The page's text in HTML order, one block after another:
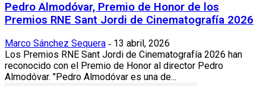
Pedro Almodóvar, Premio de Honor de los
Premios RNE Sant Jordi de Cinematografía 2026
Marco Sánchez Sequera - 13 abril, 2026
Los Premios RNE Sant Jordi de Cinematografía 2026 han
reconocido con el Premio de Honor al director Pedro
Almodóvar. "Pedro Almodóvar es una de...